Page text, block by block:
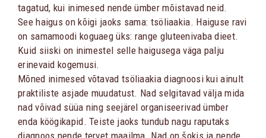
tagatud, kui inimesed nende ümber mõistavad neid.
See haigus on kõigi jaoks sama: tsöliaakia. Haiguse ravi
on samamoodi koguaeg üks: range gluteenivaba dieet.
Kuid siiski on inimestel selle haigusega väga palju
erinevaid kogemusi.
Mõned inimesed võtavad tsöliaakia diagnoosi kui ainult
praktiliste asjade muudatust. Nad selgitavad välja mida
nad võivad süüa ning seejärel organiseerivad ümber
enda köögikapid. Teiste jaoks tundub nagu raputaks
diagnoos nende tervet maailma. Nad on šokis ja nende